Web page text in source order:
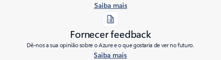
Saiba mais
Fornecer feedback
Dê-nos a sua opinião sobre o Azure e o que gostaria de ver no futuro.
Saiba mais